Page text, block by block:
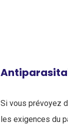
Si vous prévoyez
les exigences du